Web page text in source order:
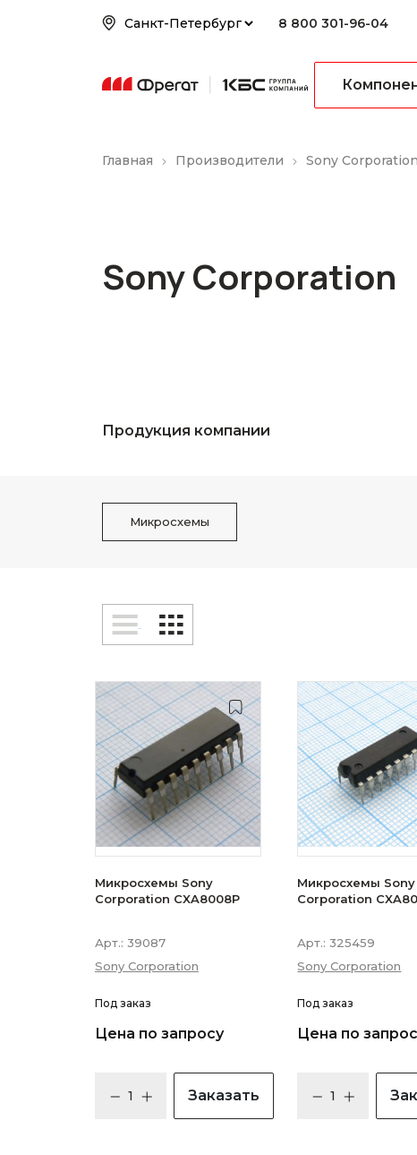
8 800 301-96-04
Главная Производители Sony Corporation
Sony Corporation
Продукция компании
Микросхемы
Микросхемы Sony
Corporation CXA8008P
Арт.: 39087
Sony Corporation
Под заказ
Цена по запросу
Заказать
Микросхемы Sony
Corporation
Арт.: 325459
Sony Corporation
Под заказ
Цена по